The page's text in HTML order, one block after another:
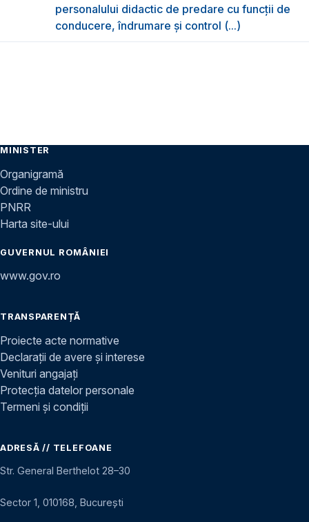
personalului didactic de predare cu funcții de
conducere, îndrumare și control (...)
MINISTER
Organigramă
Ordine de ministru
PNRR
Harta site-ului
GUVERNUL ROMÂNIEI
www.gov.ro
TRANSPARENȚĂ
Proiecte acte normative
Declarații de avere și interese
Venituri angajați
Protecția datelor personale
Termeni și condiții
ADRESĂ // TELEFOANE
Str. General Berthelot 28–30
Sector 1, 010168, București